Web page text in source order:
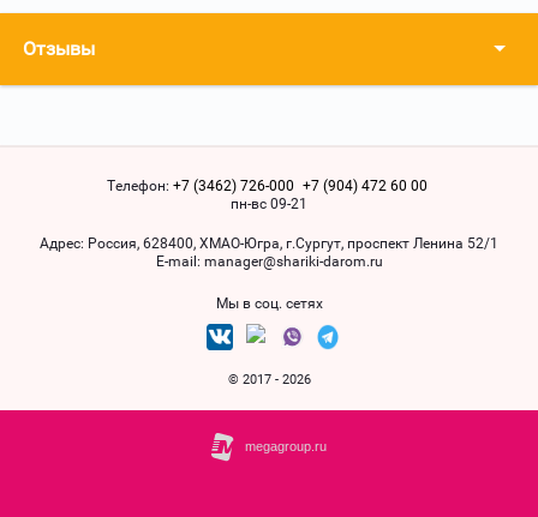
Отзывы
Телефон: +7 (3462) 726-000 +7 (904) 472 60 00
пн-вс 09-21
Адрес: Россия, 628400, ХМАO-Югра, г.Сургут, проспект Ленина 52/1
Е-mail: manager@shariki-darom.ru
Мы в соц. сетях
© 2017 - 2026